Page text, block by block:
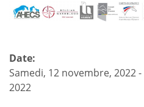
Date:
Samedi, 12 novembre, 2022-
2022